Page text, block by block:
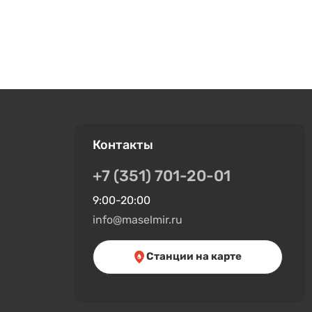
Контакты
+7 (351) 701-20-01
9:00-20:00
info@maselmir.ru
Станции на карте